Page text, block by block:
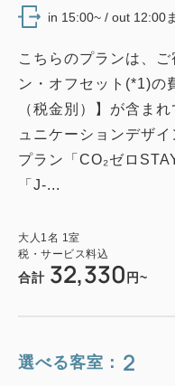
in 15:00~ / out 12:00
こちらのプランは、
ン・オフセット(*1)の
（税金別）】が含ま
ュニケーションデザ
プラン「CO₂ゼロ
「J-...
大人 1名 1室
税・サービス料込
合計 32,330 円~
選べる客室： 2